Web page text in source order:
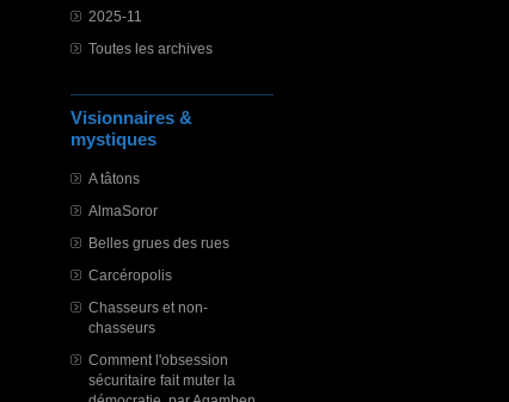
2025-11
Toutes les archives
Visionnaires &
mystiques
A tâtons
AlmaSoror
Belles grues des rues
Carcéropolis
Chasseurs et non-
chasseurs
Comment l'obsession
sécuritaire fait muter la